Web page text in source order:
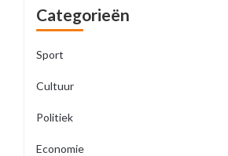
Categorieën
Sport
Cultuur
Politiek
Economie